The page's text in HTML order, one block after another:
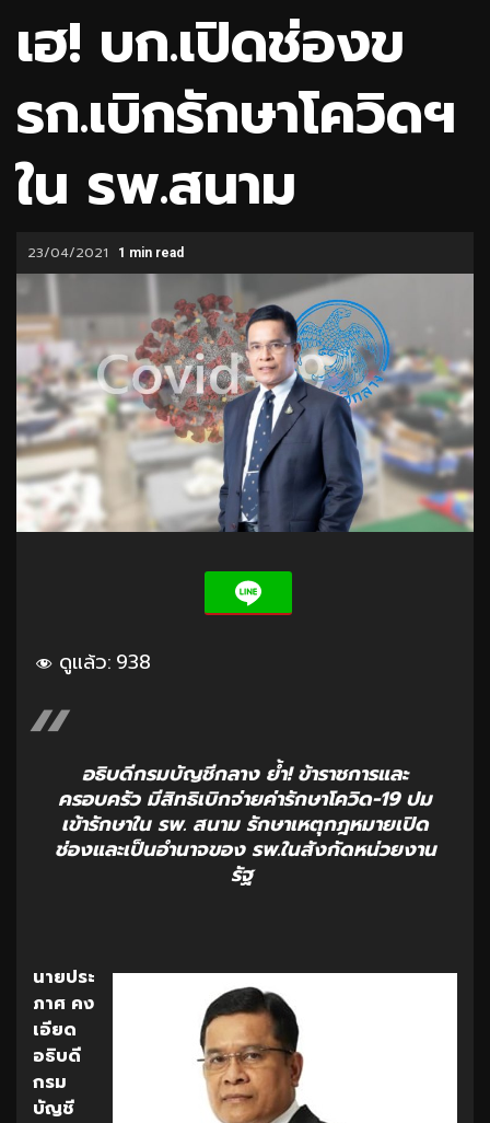
เฮ! บก.เปิดช่องข
รก.เบิกรักษาโควิดฯ
ใน รพ.สนาม
23/04/2021 1 min read
ดูแล้ว: 938
อธิบดีกรมบัญชีกลาง ย้ำ! ข้าราชการและ
ครอบครัว มีสิทธิเบิกจ่ายค่ารักษาโควิด-19 ปม
เข้ารักษาใน รพ. สนาม รักษาเหตุกฎหมายเปิด
ช่องและเป็นอำนาจของ รพ.ในสังกัดหน่วยงาน
รัฐ
นายประ
ภาศ คง
เอียด
อธิบดี
กรม
บัญชี